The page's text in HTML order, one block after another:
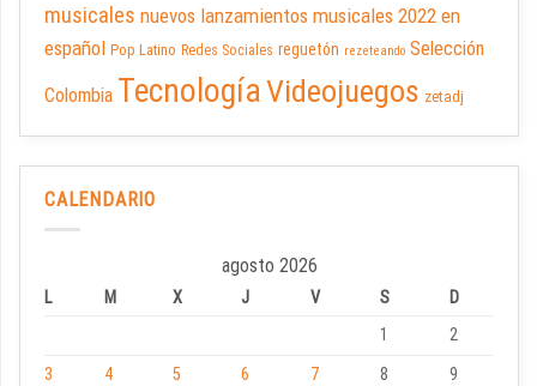
musicales nuevos lanzamientos musicales 2022 en
español Pop Latino Redes Sociales reguetón rezeteando Selección
Colombia TecnologíaVideojuegos zetadj
CALENDARIO
agosto 2026
L M X J V S
D
1
2
3
4 5 6 7 8
9